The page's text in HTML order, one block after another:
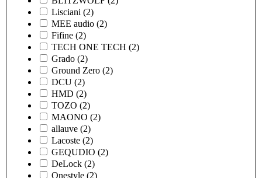
Lisciani (2)
MEE audio (2)
Fifine (2)
TECH ONE TECH (2)
Grado (2)
Ground Zero (2)
DCU (2)
HMD (2)
TOZO (2)
MAONO (2)
allauve (2)
Lacoste (2)
GEQUDIO (2)
DeLock (2)
Onestyle (2)